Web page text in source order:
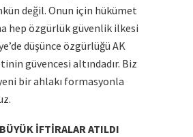
değil. Onun için hükümet
hep özgürlük güvenlik ilkesi
düşünce özgürlüğü AK
güvencesi altındadır. Biz
bir ahlakı formasyonla
İFTİRALAR ATILDI